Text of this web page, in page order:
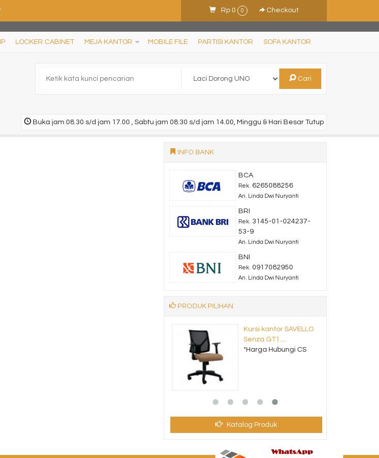
2501 A (Oscar/Fabri....
Rp 0 0 Checkout
LOCKER CABINET MEJA KANTOR MOBILE FILE PARTISI KANTOR SOFA KANTOR
Cari
Buka jam 08.30 s/d jam 17.00 , Sabtu jam 08.30 s/d jam 14.00, Minggu & Hari Besar Tutup
INFO BANK
BCA
Rek. 6265088256
An. Linda Dwi Nuryanti
BRI
Rek.
3145-01-024237-
53-9
An. Linda Dwi Nuryanti
BNI
Rek. 0917082950
An. Linda Dwi Nuryanti
PRODUK PILIHAN
Kursi kantor SAVELLO
Senza GT1....
*Harga Hubungi CS
Katalog Produk